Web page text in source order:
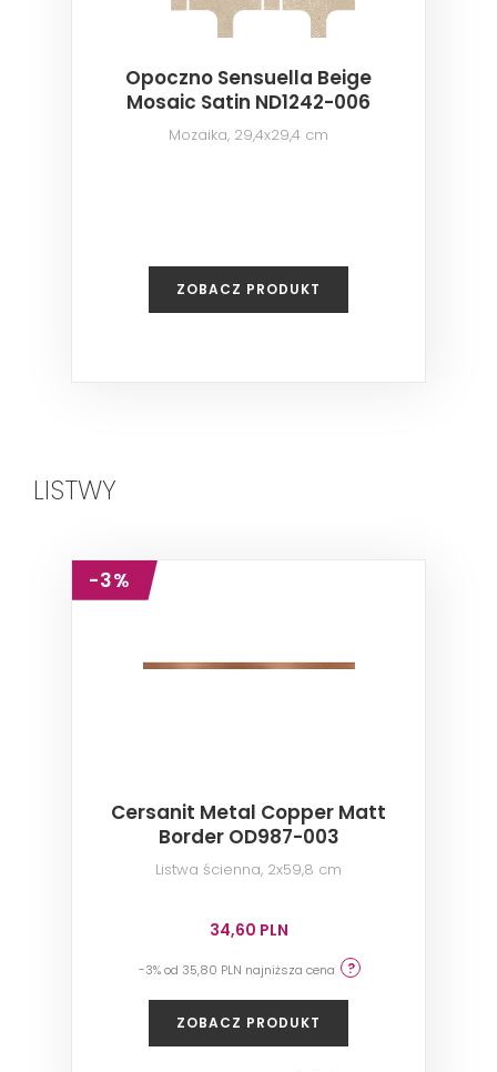
Opoczno Sensuella Beige
Mosaic Satin ND1242-006
Mozaika, 29,4x29,4 cm
ZOBACZ PRODUKT
LISTWY
-3%
Cersanit Metal Copper Matt
Border OD987-003
Listwa ścienna, 2x59,8 cm
34,60 PLN
-3% od 35,80 PLN najniższa cena
ZOBACZ PRODUKT